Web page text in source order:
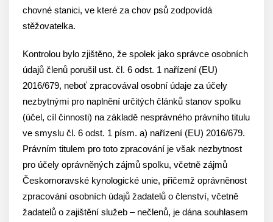
chovné stanici, ve které za chov psů zodpovídá
stěžovatelka.
Kontrolou bylo zjištěno, že spolek jako správce osobních
údajů členů porušil ust. čl. 6 odst. 1 nařízení (EU)
2016/679, neboť zpracovával osobní údaje za účely
nezbytnými pro naplnění určitých článků stanov spolku
(účel, cíl činnosti) na základě nesprávného právního titulu
ve smyslu čl. 6 odst. 1 písm. a) nařízení (EU) 2016/679.
Právním titulem pro toto zpracování je však nezbytnost
pro účely oprávněných zájmů spolku, včetně zájmů
Českomoravské kynologické unie, přičemž oprávněnost
zpracování osobních údajů žadatelů o členství, včetně
žadatelů o zajištění služeb – nečlenů, je dána souhlasem